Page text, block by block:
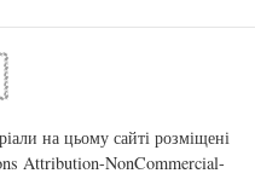
на цьому сайті розміщені
Attribution-NonCommercial-